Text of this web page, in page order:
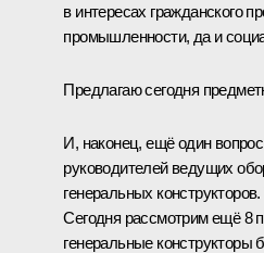
в интересах гражданского
промышленности, да и
Предлагаю сегодня
И, наконец, ещё один
руководителей ведущих
генеральных
Сегодня рассмотрим ещё 8
генеральные конструкторы